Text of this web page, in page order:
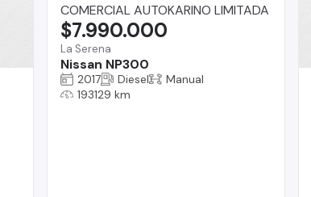
COMERCIAL AUTOKARINO LIMITADA
La Serena
Nissan NP300
$7.990.000
2017 Diesel
Manual
193129 km